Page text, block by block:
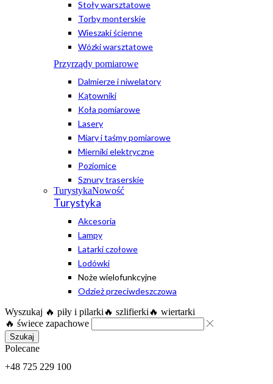
Stoły warsztatowe
Torby monterskie
Wieszaki ścienne
Wózki warsztatowe
Przyrządy pomiarowe
Dalmierze i niwelatory
Kątowniki
Koła pomiarowe
Lasery
Miary i taśmy pomiarowe
Mierniki elektryczne
Poziomice
Sznury traserskie
TurystykaNowość
Turystyka
Akcesoria
Lampy
Latarki czołowe
Lodówki
Noże wielofunkcyjne
Odzież przeciwdeszczowa
Wyszukaj 🔥 piły i pilarki 🔥 szlifierki 🔥 wiertarki
🔥 świece zapachowe
Szukaj
Polecane
+48 725 229 100